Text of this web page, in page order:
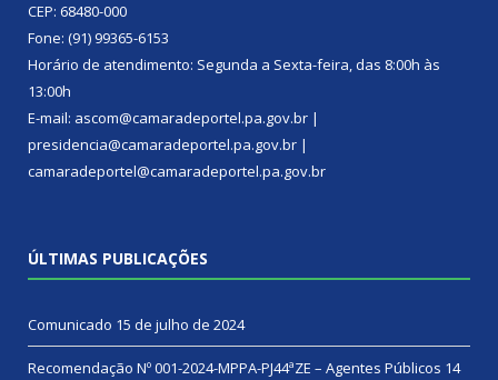
CEP: 68480-000
Fone: (91) 99365-6153
Horário de atendimento: Segunda a Sexta-feira, das 8:00h às
13:00h
E-mail: ascom@camaradeportel.pa.gov.br |
presidencia@camaradeportel.pa.gov.br |
camaradeportel@camaradeportel.pa.gov.br
ÚLTIMAS PUBLICAÇÕES
Comunicado 15 de julho de 2024
Recomendação Nº 001-2024-MPPA-PJ44ªZE – Agentes Públicos 14